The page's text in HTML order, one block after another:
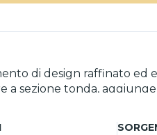
di design raffinato
sezione tonda,
e misterioso, creando
sul comodino